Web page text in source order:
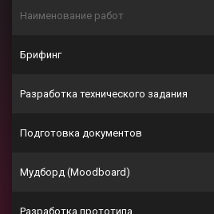
Наименование работ
Брифинг
Разработка технического задания
Подготовка документов
Мудборд (Moodboard)
Разработка прототипа